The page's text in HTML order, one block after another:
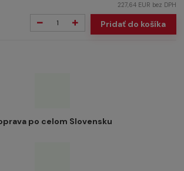
227,64 EUR bez DPH
Pridať do košíka
po celom Slovensku